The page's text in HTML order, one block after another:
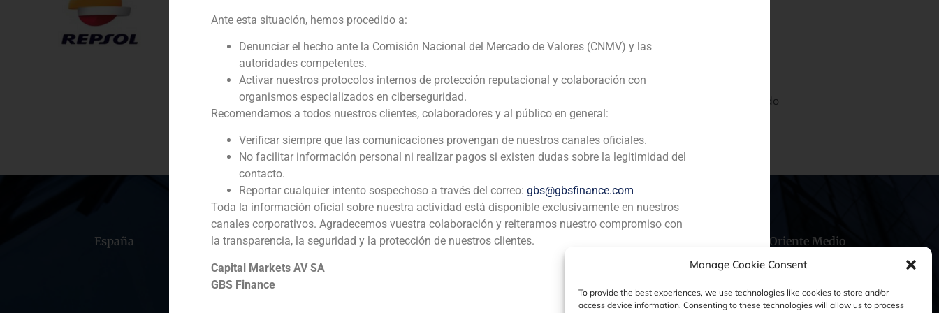
Manage Cookie Consent
To provide the best experiences, we use technologies like cookies to store and/or
access device information. Consenting to these technologies will allow us to process
Servicio / Sector
Corporate Finance
Descripción
GBS Finance actuó como Book Runner en la emisión de un bono de Repsol en el mercado
estadounidense, valorado en 1.250.000.000 de dólares.
España Portugal Colombia México Ecuador Oriente Medio
Aviso Legal
Ante esta situación, hemos procedido a:
Denunciar el hecho ante la Comisión Nacional del Mercado de Valores (CNMV) y las
autoridades competentes.
Activar nuestros protocolos internos de protección reputacional y colaboración con
organismos especializados en ciberseguridad.
Recomendamos a todos nuestros clientes, colaboradores y al público en general:
Verificar siempre que las comunicaciones provengan de nuestros canales oficiales.
No facilitar información personal ni realizar pagos si existen dudas sobre la legitimidad del
contacto.
Reportar cualquier intento sospechoso a través del correo: gbs@gbsfinance.com
Toda la información oficial sobre nuestra actividad está disponible exclusivamente en nuestros
canales corporativos. Agradecemos vuestra colaboración y reiteramos nuestro compromiso con
la transparencia, la seguridad y la protección de nuestros clientes.
Capital Markets AV SA
GBS Finance